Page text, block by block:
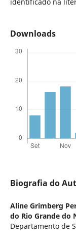
Downloads
Biografia do
Aline Grimberg
do Rio Grande do
Departamento de